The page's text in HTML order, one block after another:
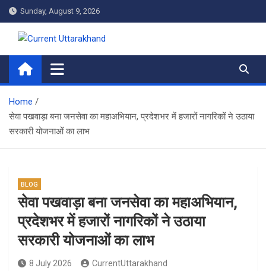
Skip
to
content
Sunday, August 9, 2026
Current Uttarakhand
Home
सेवा पखवाड़ा बना जनसेवा का महाअभियान, प्रदेशभर में हजारों नागरिकों ने उठाया
सरकारी योजनाओं का लाभ
BLOG
सेवा पखवाड़ा बना जनसेवा का महाअभियान,
प्रदेशभर में हजारों नागरिकों ने उठाया
सरकारी योजनाओं का लाभ
8 July 2026 CurrentUttarakhand